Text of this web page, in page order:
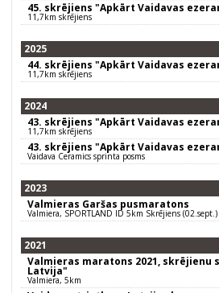
45. skrējiens "Apkārt Vaidavas
11,7km skrējiens
2025
44. skrējiens "Apkārt Vaidavas
11,7km skrējiens
2024
43. skrējiens "Apkārt Vaidavas
11,7km skrējiens
43. skrējiens "Apkārt Vaidavas
Vaidava Ceramics sprinta posms
2023
Valmieras Garšas pusmaratons
Valmiera, SPORTLAND ID 5km Skrējiens (02.sept.)
2021
Valmieras maratons 2021, skrējienu
Latvija"
Valmiera, 5km